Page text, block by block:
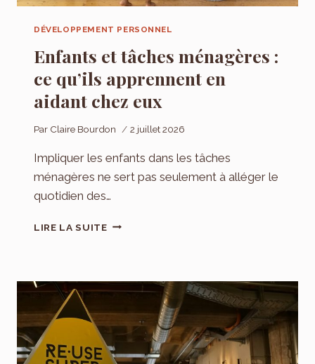
DÉVELOPPEMENT PERSONNEL
Enfants et tâches ménagères :
ce qu’ils apprennent en
aidant chez eux
Par Claire Bourdon 2 juillet 2026
Impliquer les enfants dans les tâches
ménagères ne sert pas seulement à alléger le
quotidien des…
LIRE LA SUITEENFANTS
:
QU’ILS
APPRENNENT
AIDANT